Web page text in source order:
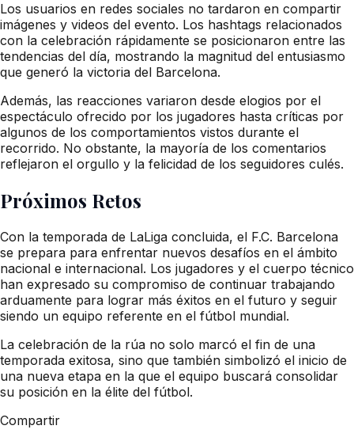
Los usuarios en redes sociales no tardaron en compartir
imágenes y videos del evento. Los hashtags relacionados
con la celebración rápidamente se posicionaron entre las
tendencias del día, mostrando la magnitud del entusiasmo
que generó la victoria del Barcelona.
Además, las reacciones variaron desde elogios por el
espectáculo ofrecido por los jugadores hasta críticas por
algunos de los comportamientos vistos durante el
recorrido. No obstante, la mayoría de los comentarios
reflejaron el orgullo y la felicidad de los seguidores culés.
Próximos Retos
Con la temporada de LaLiga concluida, el F.C. Barcelona
se prepara para enfrentar nuevos desafíos en el ámbito
nacional e internacional. Los jugadores y el cuerpo técnico
han expresado su compromiso de continuar trabajando
arduamente para lograr más éxitos en el futuro y seguir
siendo un equipo referente en el fútbol mundial.
La celebración de la rúa no solo marcó el fin de una
temporada exitosa, sino que también simbolizó el inicio de
una nueva etapa en la que el equipo buscará consolidar
su posición en la élite del fútbol.
Compartir